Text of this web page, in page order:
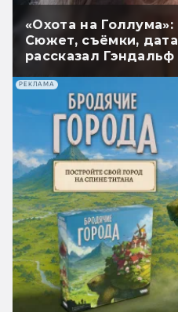
«Охота на
Сюжет, съёмки,
рассказал Гэндальф
РЕКЛАМА